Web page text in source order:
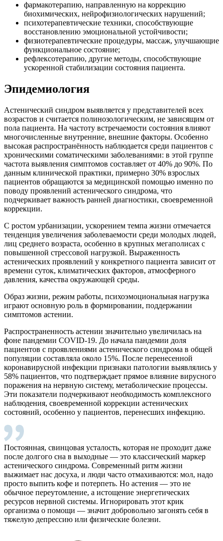
фармакотерапию, направленную на коррекцию
биохимических, нейрофизиологических нарушений;
психотерапевтические техники, способствующие
восстановлению эмоциональной устойчивости;
физиотерапевтические процедуры, массаж, улучшающие
функциональное состояние;
рефлексотерапию, другие методы, способствующие
ускоренной стабилизации состояния пациента.
Эпидемиология
Астенический синдром выявляется у представителей всех
возрастов и считается полинозологическим, не зависящим от
пола пациента. На частоту встречаемости состояния влияют
многочисленные внутренние, внешние факторы. Особенно
высокая распространённость наблюдается среди пациентов с
хроническими соматическими заболеваниями: в этой группе
частота выявления симптомов составляет от 40% до 90%. По
данным клинической практики, примерно 30% взрослых
пациентов обращаются за медицинской помощью именно по
поводу проявлений астенического синдрома, что
подчеркивает важность ранней диагностики, своевременной
коррекции.
С ростом урбанизации, ускорением темпа жизни отмечается
тенденция увеличения заболеваемости среди молодых людей,
лиц среднего возраста, особенно в крупных мегаполисах с
повышенной стрессовой нагрузкой. Выраженность
астенических проявлений у конкретного пациента зависит от
времени суток, климатических факторов, атмосферного
давления, качества окружающей среды.
Образ жизни, режим работы, психоэмоциональная нагрузка
играют основную роль в формировании, поддержании
симптомов астении.
Распространенность астении значительно увеличилась на
фоне пандемии COVID-19. До начала пандемии доля
пациентов с проявлениями астенического синдрома в общей
популяции составляла около 15%. После перенесенной
коронавирусной инфекции признаки патологии выявлялись у
58% пациентов, что подтверждает прямое влияние вирусного
поражения на нервную систему, метаболические процессы.
Эти показатели подчеркивают необходимость комплексного
наблюдения, своевременной коррекции астенических
состояний, особенно у пациентов, перенесших инфекцию.
Постоянная, свинцовая усталость, которая не проходит даже
после долгого сна в выходные — это классический маркер
астенического синдрома. Современный ритм жизни
выжимает нас досуха, и люди часто отмахиваются: мол, надо
просто выпить кофе и потерпеть. Но астения — это не
обычное переутомление, а истощение энергетических
ресурсов нервной системы. Игнорировать этот крик
организма о помощи — значит добровольно загонять себя в
тяжелую депрессию или физические болезни.